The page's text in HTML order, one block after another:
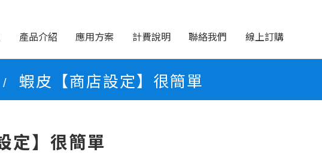
產品介紹 應用方案 計費說明 聯絡我們 線上訂購
/ 蝦皮【商店設定】很簡單
定】很簡單